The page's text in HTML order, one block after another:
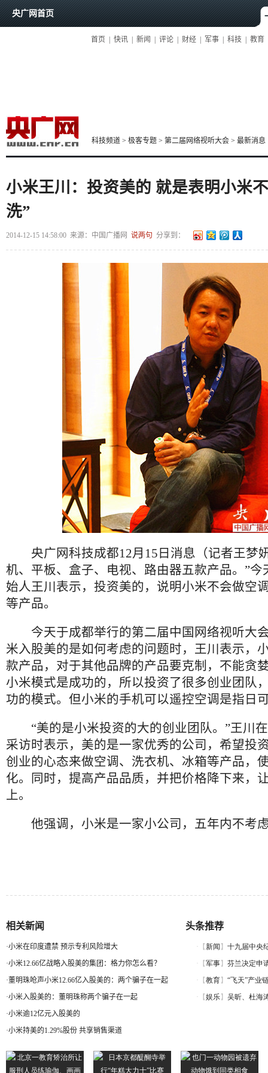
央广网首页
首页 快讯 新闻 评论 财经 军事 科技 教育
科技频道 > 极客专题 > 第二届网络视听大会 > 最新消息
小米王川：投资美的 就是表明小米
洗”
2014-12-15 14:58:00 来源： 中国广播网 说两句 分享到：
央广网科技成都12月15日消息（记者王梦
机、平板、盒子、电视、路由器五款产品。”今
始人王川表示，投资美的，说明小米不会做空
等产品。
今天于成都举行的第二届中国网络视听大
米入股美的是如何考虑的问题时，王川表示，
款产品，对于其他品牌的产品要克制，不能贪
小米模式是成功的，所以投资了很多创业团队
功的模式。但小米的手机可以遥控空调是指日
“美的是小米投资的大的创业团队。”王川
采访时表示，美的是一家优秀的公司，希望投
创业的心态来做空调、洗衣机、冰箱等产品，
化。同时，提高产品品质，并把价格降下来，
上。
他强调，小米是一家小公司，五年内不考
相关新闻
·小米在印度遭禁 预示专利风险增大
·小米12.66亿战略入股美的集团：格力你怎么看？
·董明珠呛声小米12.66亿入股美的：两个骗子在一起
·小米入股美的：董明珠称两个骗子在一起
·小米逾12亿元入股美的
·小米持美的1.29%股份 共享销售渠道
头条推荐